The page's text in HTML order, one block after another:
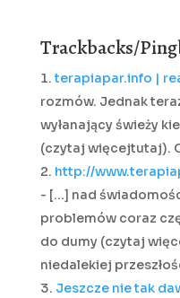
Trackbacks/
terapiapar.info |
rozmów. Jednak
wyłanający świeży
(czytaj więcejtutaj).
http://
- […] nad
problemów coraz
do dumy (czytaj
niedalekiej
Jeszcze nie tak